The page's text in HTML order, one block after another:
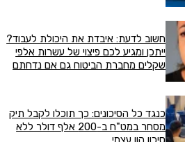
חשוב לדעת: איבדת את היכולת לעבוד?
ייתכן ומגיע לכם פיצוי של עשרות אלפי
שקלים מחברת הביטוח גם אם נדחתם
כנגד כל הסיכונים: כך תוכלו לקבל תיק
מסחר במט"ח ב-200 אלף דולר ללא